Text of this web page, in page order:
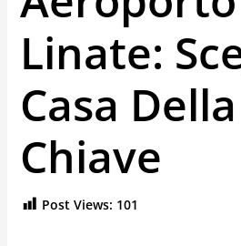
Linate:
Casa Della
Chiave
Post Views: 101